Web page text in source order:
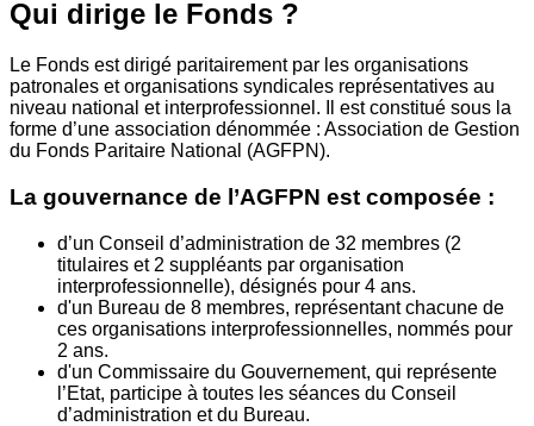
Qui dirige le Fonds ?
Le Fonds est dirigé paritairement par les organisations
patronales et organisations syndicales représentatives au
niveau national et interprofessionnel. Il est constitué sous la
forme d’une association dénommée : Association de Gestion
du Fonds Paritaire National (AGFPN).
La gouvernance de l’AGFPN est composée :
d’un Conseil d’administration de 32 membres (2
titulaires et 2 suppléants par organisation
interprofessionnelle), désignés pour 4 ans.
d'un Bureau de 8 membres, représentant chacune de
ces organisations interprofessionnelles, nommés pour
2 ans.
d'un Commissaire du Gouvernement, qui représente
l’Etat, participe à toutes les séances du Conseil
d’administration et du Bureau.